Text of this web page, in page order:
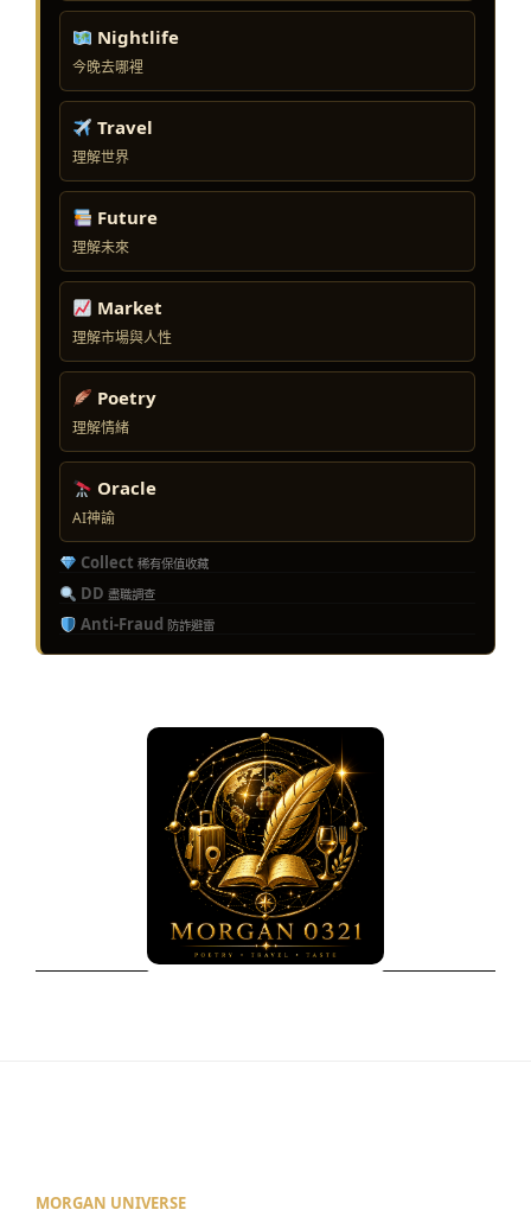
Nightlife
今晚去哪裡
Travel
理解世界
Future
理解未來
Market
理解市場與人性
Poetry
理解情緒
Oracle
AI神諭
Collect 稀有保值收藏
DD 盡職調查
Anti-Fraud 防詐避雷
MORGAN UNIVERSE